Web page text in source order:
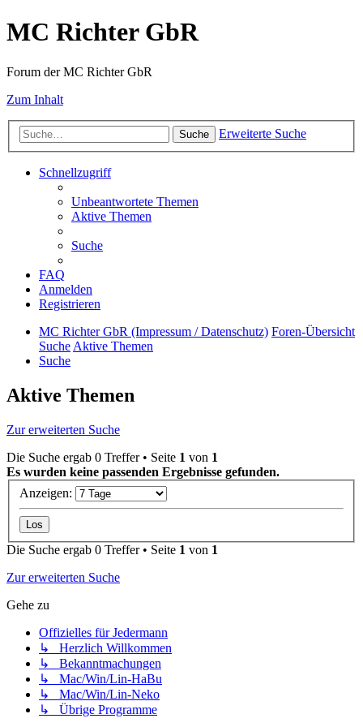
MC Richter GbR
Forum der MC Richter GbR
Zum Inhalt
Suche Erweiterte Suche
Schnellzugriff
Unbeantwortete Themen
Aktive Themen
Suche
FAQ
Anmelden
Registrieren
MC Richter GbR (Impressum / Datenschutz) Foren-Übersicht
SucheAktive Themen
Suche
Aktive Themen
Zur erweiterten Suche
Die Suche ergab 0 Treffer • Seite 1 von 1
Es wurden keine passenden Ergebnisse gefunden.
Anzeigen:
Die Suche ergab 0 Treffer • Seite 1 von 1
Zur erweiterten Suche
Gehe zu
Offizielles für Jedermann
↳ Herzlich Willkommen
↳ Bekanntmachungen
↳ Mac/Win/Lin-HaBu
↳ Mac/Win/Lin-Neko
↳ Übrige Programme